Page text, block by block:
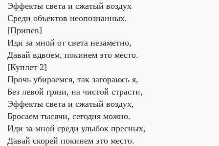
Эффекты света и сжатый воздух
Среди объектов неопознанных.
[Припев]
Иди за мной от света незаметно,
Давай вдвоем, покинем это место.
[Куплет 2]
Прочь убираемся, так загораюсь я,
Без левой грязи, на чистой страсти,
Эффекты света и сжатый воздух,
Бросаем тысячи, сегодня можно.
Иди за мной среди улыбок пресных,
Давай скорей покинем это место.